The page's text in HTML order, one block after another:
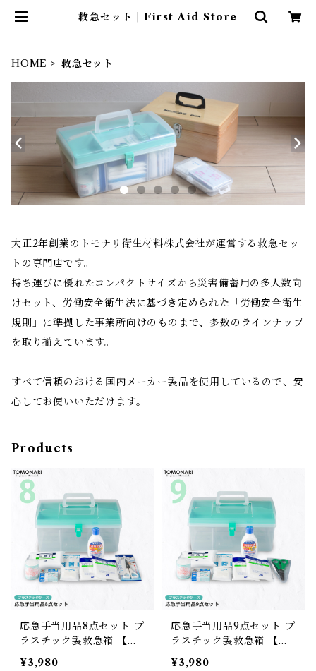
救急セット | First Aid Store
HOME 救急セット
大正2年創業のトモナリ衛生材料株式会社が運営する救急セッ
トの専門店です。
持ち運びに優れたコンパクトサイズから災害備蓄用の多人数向
けセット、労働安全衛生法に基づき定められた「労働安全衛生
規則」に準拠した事業所向けのものまで、多数のラインナップ
を取り揃えています。
すべて信頼のおける国内メーカー製品を使用しているので、安
心してお使いいただけます。
Products
応急手当用品8点セット プ
ラスチック製救急箱 【送
料無料】
¥3,980
応急手当用品9点セット プ
ラスチック製救急箱 【送
料無料】
¥3,980